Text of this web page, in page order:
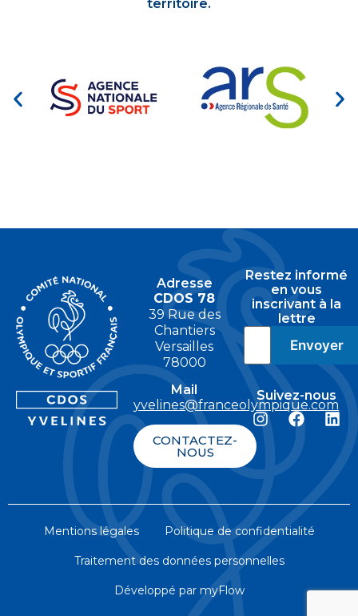
territoire.
Adresse
CDOS 78
39 Rue des
Chantiers
Versailles
78000
Mail
yvelines@franceolympique.com
CONTACTEZ-
NOUS
Restez informé
en vous
inscrivant à la
lettre
Suivez-nous
Mentions légales Politique de confidentialité
Traitement des données personnelles
Développé par myFlow